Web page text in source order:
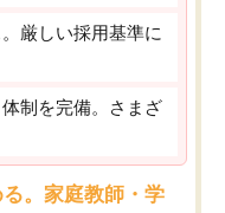
厳しい採用基準に
制を完備。さまざ
。家庭教師・学